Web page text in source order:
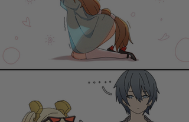
DUNGEONS & DRAGONS ¿TE ATREVES?